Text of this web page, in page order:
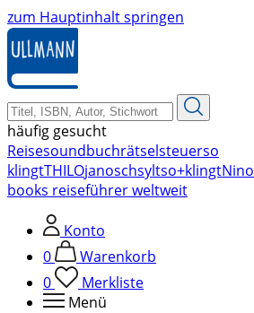
zum Hauptinhalt springen
häufig gesucht
Reisesoundbuchrätselsteuerso
klingtTHILOjanoschsyltso+klingtNino
books reiseführer weltweit
Konto
0
Warenkorb
0
Merkliste
Menü